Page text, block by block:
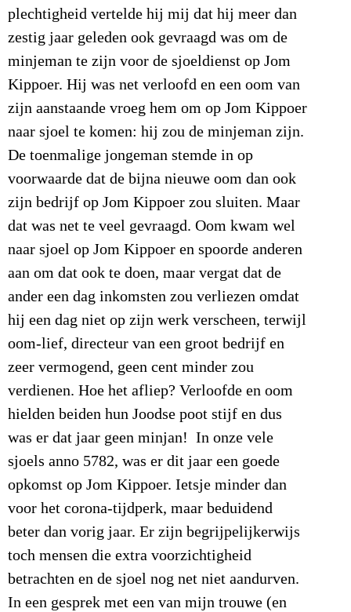
plechtigheid vertelde hij mij dat hij meer dan
zestig jaar geleden ook gevraagd was om de
minjeman te zijn voor de sjoeldienst op Jom
Kippoer. Hij was net verloofd en een oom van
zijn aanstaande vroeg hem om op Jom Kippoer
naar sjoel te komen: hij zou de minjeman zijn.
De toenmalige jongeman stemde in op
voorwaarde dat de bijna nieuwe oom dan ook
zijn bedrijf op Jom Kippoer zou sluiten. Maar
dat was net te veel gevraagd. Oom kwam wel
naar sjoel op Jom Kippoer en spoorde anderen
aan om dat ook te doen, maar vergat dat de
ander een dag inkomsten zou verliezen omdat
hij een dag niet op zijn werk verscheen, terwijl
oom-lief, directeur van een groot bedrijf en
zeer vermogend, geen cent minder zou
verdienen. Hoe het afliep? Verloofde en oom
hielden beiden hun Joodse poot stijf en dus
was er dat jaar geen minjan! In onze vele
sjoels anno 5782, was er dit jaar een goede
opkomst op Jom Kippoer. Ietsje minder dan
voor het corona-tijdperk, maar beduidend
beter dan vorig jaar. Er zijn begrijpelijkerwijs
toch mensen die extra voorzichtigheid
betrachten en de sjoel nog net niet aandurven.
In een gesprek met een van mijn trouwe (en